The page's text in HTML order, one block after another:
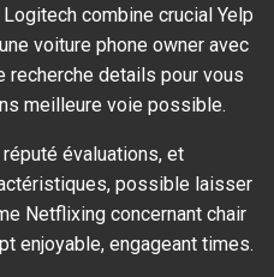
combine crucial Yelp
voiture phone owner avec
recherche details pour vous
meilleure voie possible.
évaluations, et
possible laisser
Netflixing concernant chair
enjoyable, engageant times.